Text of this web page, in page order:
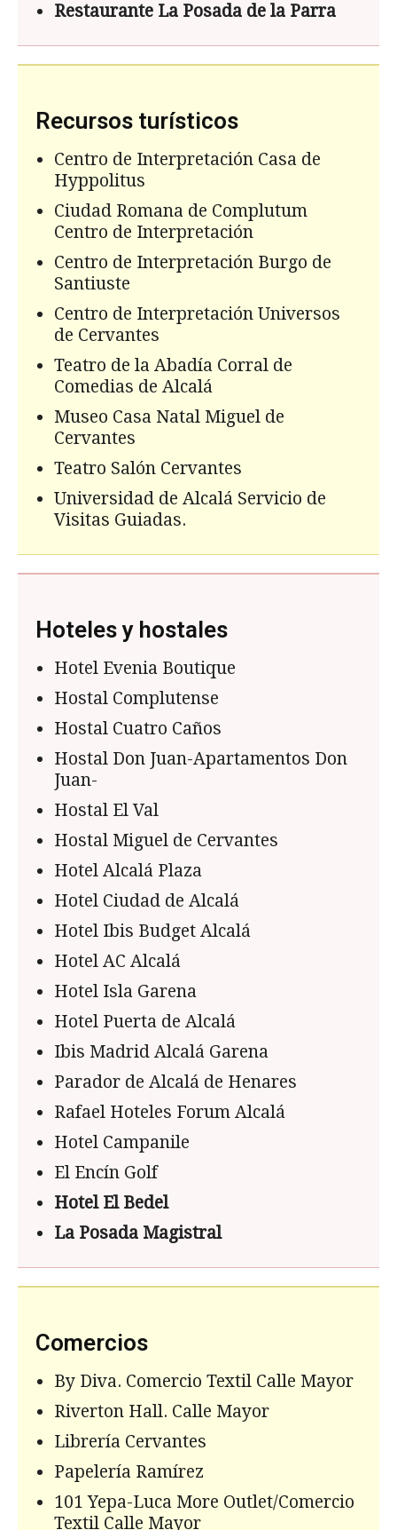
Restaurante La Posada de la Parra
Recursos turísticos
Centro de Interpretación Casa de
Hyppolitus
Ciudad Romana de Complutum
Centro de Interpretación
Centro de Interpretación Burgo de
Santiuste
Centro de Interpretación Universos
de Cervantes
Teatro de la Abadía Corral de
Comedias de Alcalá
Museo Casa Natal Miguel de
Cervantes
Teatro Salón Cervantes
Universidad de Alcalá Servicio de
Visitas Guiadas.
Hoteles y hostales
Hotel Evenia Boutique
Hostal Complutense
Hostal Cuatro Caños
Hostal Don Juan-Apartamentos Don
Juan-
Hostal El Val
Hostal Miguel de Cervantes
Hotel Alcalá Plaza
Hotel Ciudad de Alcalá
Hotel Ibis Budget Alcalá
Hotel AC Alcalá
Hotel Isla Garena
Hotel Puerta de Alcalá
Ibis Madrid Alcalá Garena
Parador de Alcalá de Henares
Rafael Hoteles Forum Alcalá
Hotel Campanile
El Encín Golf
Hotel El Bedel
La Posada Magistral
Comercios
By Diva. Comercio Textil Calle Mayor
Riverton Hall. Calle Mayor
Librería Cervantes
Papelería Ramírez
101 Yepa-Luca More Outlet/Comercio
Textil Calle Mayor